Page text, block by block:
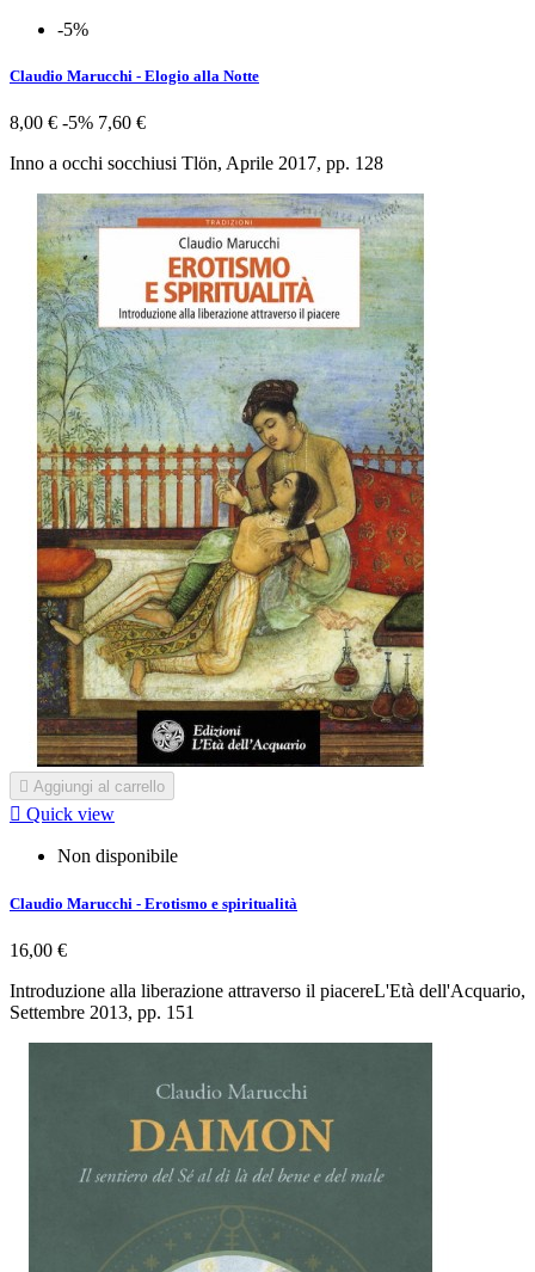
-5%
Claudio Marucchi - Elogio alla Notte
8,00 € -5% 7,60 €
Inno a occhi socchiusi Tlön, Aprile 2017, pp. 128
 Aggiungi al carrello
 Quick view
Non disponibile
Claudio Marucchi - Erotismo e spiritualità
16,00 €
Introduzione alla liberazione attraverso il piacereL'Età dell'Acquario,
Settembre 2013, pp. 151